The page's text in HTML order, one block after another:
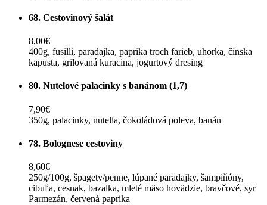
68. Cestovinový šalát
8,00€
400g, fusilli, paradajka, paprika troch farieb, uhorka, čínska
kapusta, grilovaná kuracina, jogurtový dresing
80. Nutelové palacinky s banánom (1,7)
7,90€
350g, palacinky, nutella, čokoládová poleva, banán
78. Bolognese cestoviny
8,60€
250g/100g, špagety/penne, lúpané paradajky, šampiňóny,
cibuľa, cesnak, bazalka, mleté mäso hovädzie, bravčové, syr
Parmezán, červená paprika